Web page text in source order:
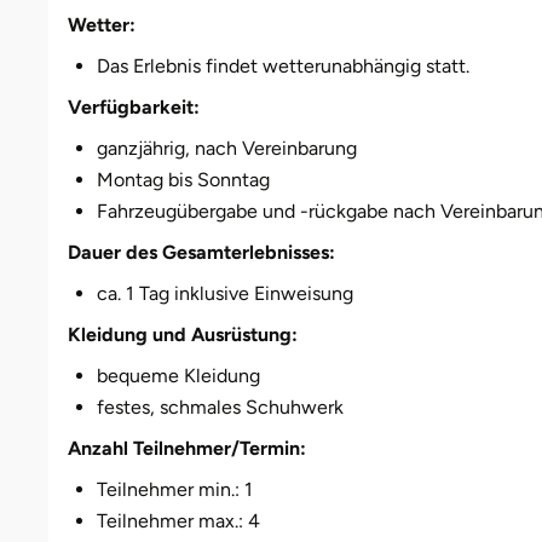
Wetter:
Das Erlebnis findet wetterunabhängig statt.
Verfügbarkeit:
ganzjährig, nach Vereinbarung
Montag bis Sonntag
Fahrzeugübergabe und -rückgabe nach
Dauer des Gesamterlebnisses:
ca. 1 Tag inklusive Einweisung
Kleidung und Ausrüstung:
bequeme Kleidung
festes, schmales Schuhwerk
Anzahl Teilnehmer/Termin:
Teilnehmer min.: 1
Teilnehmer max.: 4
Flensburg
Freiberg
Freiburg